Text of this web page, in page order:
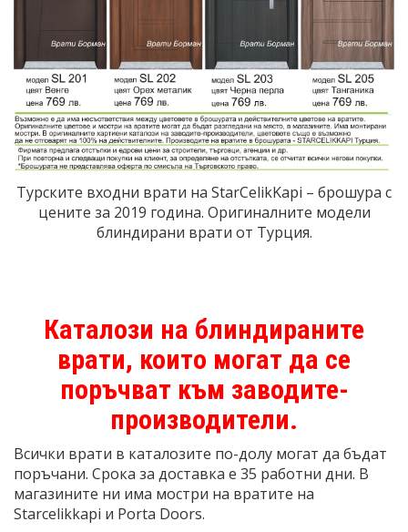
Турските входни врати на StarCelikKapi – брошура с
цените за 2019 година. Оригиналните модели
блиндирани врати от Турция.
Каталози на блиндираните
врати, които могат да се
поръчват към заводите-
производители.
Всички врати в каталозите по-долу могат да бъдат
поръчани. Срока за доставка е 35 работни дни. В
магазините ни има мостри на вратите на
Starcelikkapi и Porta Doors.